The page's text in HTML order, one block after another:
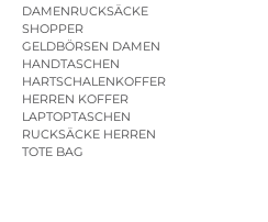
DAMENRUCKSÄCKE
SHOPPER
GELDBÖRSEN DAMEN
HANDTASCHEN
HARTSCHALENKOFFER
HERREN KOFFER
LAPTOPTASCHEN
RUCKSÄCKE HERREN
TOTE BAG